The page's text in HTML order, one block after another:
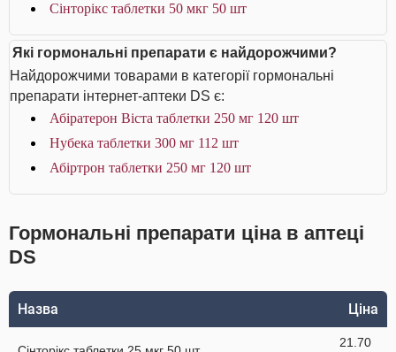
Сінторікс таблетки 50 мкг 50 шт
Які гормональні препарати є найдорожчими?
Найдорожчими товарами в категорії гормональні
препарати інтернет-аптеки DS є:
Абіратерон Віста таблетки 250 мг 120 шт
Нубека таблетки 300 мг 112 шт
Абіртрон таблетки 250 мг 120 шт
Гормональні препарати ціна в аптеці
DS
Назва Ціна
21.70